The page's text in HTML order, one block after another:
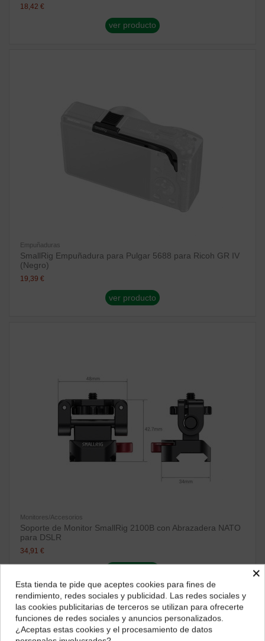
18,42 €
ver producto
Empuñaduras
SmallRig Empuñadura para Pulgar 5688 para Ricoh GR IV
(Negro)
19,39 €
ver producto
Monitores/Accesorios
Soporte de Monitor SmallRig 2100B con Abrazadera NATO
para DSLR
34,91 €
¿Dónde deseas recibir tu pedido?
Selecciona tu ubicación para mostrarte los precios e
impuestos correctos para tu región.
×
Esta tienda te pide que aceptes cookies para fines de
rendimiento, redes sociales y publicidad. Las redes sociales y
las cookies publicitarias de terceros se utilizan para ofrecerte
funciones de redes sociales y anuncios personalizados.
¿Aceptas estas cookies y el procesamiento de datos